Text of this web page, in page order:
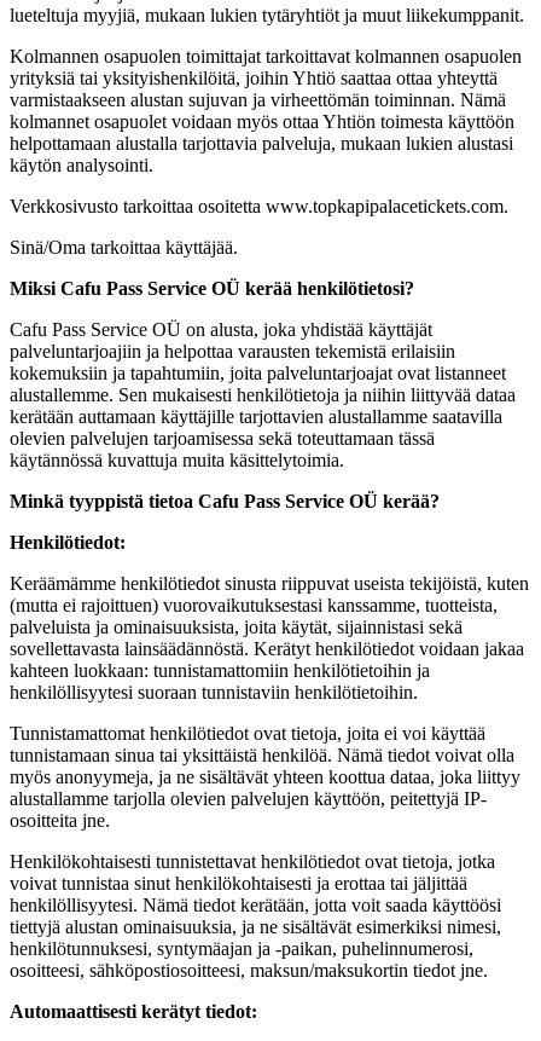
lueteltuja myyjiä, mukaan lukien tytäryhtiöt ja muut liikekumppanit.
Kolmannen osapuolen toimittajat tarkoittavat kolmannen osapuolen
yrityksiä tai yksityishenkilöitä, joihin Yhtiö saattaa ottaa yhteyttä
varmistaakseen alustan sujuvan ja virheettömän toiminnan. Nämä
kolmannet osapuolet voidaan myös ottaa Yhtiön toimesta käyttöön
helpottamaan alustalla tarjottavia palveluja, mukaan lukien alustasi
käytön analysointi.
Verkkosivusto tarkoittaa osoitetta www.topkapipalacetickets.com.
Sinä/Oma tarkoittaa käyttäjää.
Miksi Cafu Pass Service OÜ kerää henkilötietosi?
Cafu Pass Service OÜ on alusta, joka yhdistää käyttäjät
palveluntarjoajiin ja helpottaa varausten tekemistä erilaisiin
kokemuksiin ja tapahtumiin, joita palveluntarjoajat ovat listanneet
alustallemme. Sen mukaisesti henkilötietoja ja niihin liittyvää dataa
kerätään auttamaan käyttäjille tarjottavien alustallamme saatavilla
olevien palvelujen tarjoamisessa sekä toteuttamaan tässä
käytännössä kuvattuja muita käsittelytoimia.
Minkä tyyppistä tietoa Cafu Pass Service OÜ kerää?
Henkilötiedot:
Keräämämme henkilötiedot sinusta riippuvat useista tekijöistä, kuten
(mutta ei rajoittuen) vuorovaikutuksestasi kanssamme, tuotteista,
palveluista ja ominaisuuksista, joita käytät, sijainnistasi sekä
sovellettavasta lainsäädännöstä. Kerätyt henkilötiedot voidaan jakaa
kahteen luokkaan: tunnistamattomiin henkilötietoihin ja
henkilöllisyytesi suoraan tunnistaviin henkilötietoihin.
Tunnistamattomat henkilötiedot ovat tietoja, joita ei voi käyttää
tunnistamaan sinua tai yksittäistä henkilöä. Nämä tiedot voivat olla
myös anonyymeja, ja ne sisältävät yhteen koottua dataa, joka liittyy
alustallamme tarjolla olevien palvelujen käyttöön, peitettyjä IP-
osoitteita jne.
Henkilökohtaisesti tunnistettavat henkilötiedot ovat tietoja, jotka
voivat tunnistaa sinut henkilökohtaisesti ja erottaa tai jäljittää
henkilöllisyytesi. Nämä tiedot kerätään, jotta voit saada käyttöösi
tiettyjä alustan ominaisuuksia, ja ne sisältävät esimerkiksi nimesi,
henkilötunnuksesi, syntymäajan ja -paikan, puhelinnumerosi,
osoitteesi, sähköpostiosoitteesi, maksun/maksukortin tiedot jne.
Automaattisesti kerätyt tiedot: